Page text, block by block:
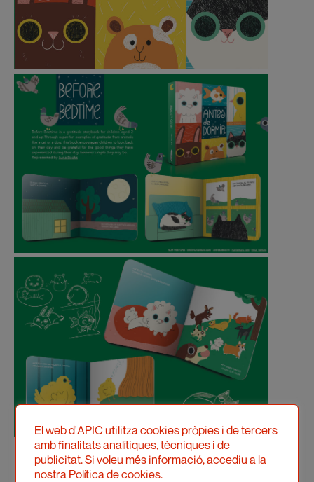
El web d'APIC utilitza cookies pròpies i de tercers
amb finalitats analítiques, tècniques i de
publicitat. Si voleu més informació, accediu a la
nostra Política de cookies.